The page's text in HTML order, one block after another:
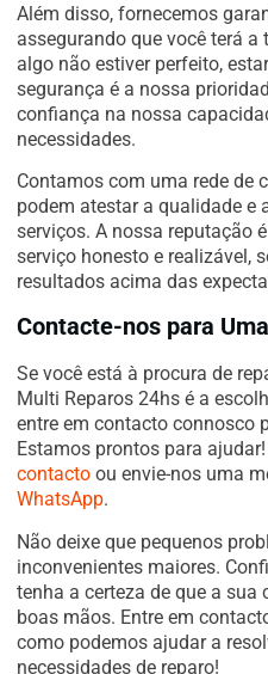
Além disso, fornecemos
assegurando que você terá a
algo não estiver perfeito,
segurança é a nossa
confiança na nossa
necessidades.
Contamos com uma rede de
podem atestar a qualidade e
serviços. A nossa reputação
serviço honesto e realizável,
resultados acima das
Contacte-nos para
Se você está à procura de
Multi Reparos 24hs é a
entre em contacto connosco
Estamos prontos para
contacto ou envie-nos uma
WhatsApp.
Não deixe que pequenos
inconvenientes maiores.
tenha a certeza de que a sua
boas mãos. Entre em
como podemos ajudar a
necessidades de reparo!